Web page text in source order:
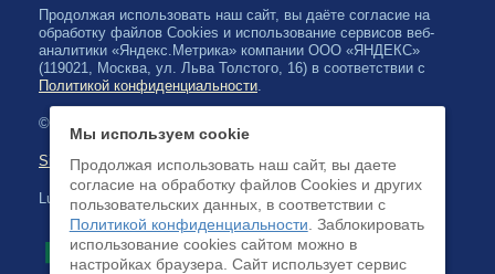
Продолжая использовать наш сайт, вы даёте согласие на
обработку файлов Cookies и использование сервисов веб-
аналитики «Яндекс.Метрика» компании ООО «ЯНДЕКС»
(119021, Москва, ул. Льва Толстого, 16) в соответствии с
Политикой конфиденциальности.
© 2026, Karjalan valtionfilharmonia
Sivuston kartta
Luottokortilla maksaminen on saatavilla
Мы используем cookie
Продолжая использовать наш сайт, вы даете
согласие на обработку файлов Cookies и других
пользовательских данных, в соответствии с
Политикой конфиденциальности . Заблокировать
использование cookies сайтом можно в
настройках браузера. Cайт использует сервис